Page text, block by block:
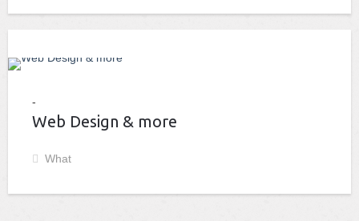
Web Design & more
What